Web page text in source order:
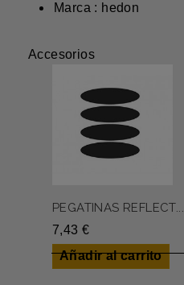
Marca : hedon
Accesorios
PEGATINAS REFLECT...
7,43 €
Añadir al carrito